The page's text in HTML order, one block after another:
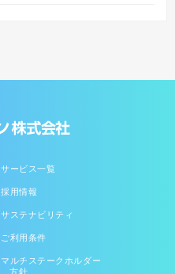
サービス一覧
採用情報
サステナビリティ
ご利用条件
マルチステークホルダー